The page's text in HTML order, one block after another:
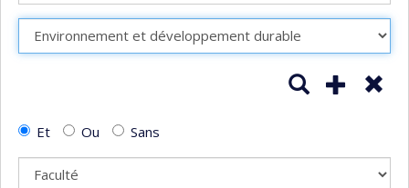
Lancer laAjouter
Et Ou Sans